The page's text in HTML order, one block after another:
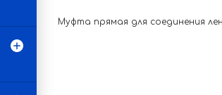
Муфта прямая для соединения